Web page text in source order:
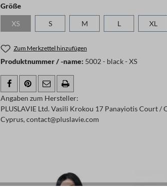
Größeauswählen
XS(Diese Option ist zurzeit nicht verfügbar.)
S M L XL
Zum Merkzettel hinzufügen
Produktnummer / -name: 5002 - black - XS
Angaben zum Hersteller:
PLUSLAVIE Ltd. Vasili Krokou 17 Panayiotis Court /
Cyprus, contact@pluslavie.com